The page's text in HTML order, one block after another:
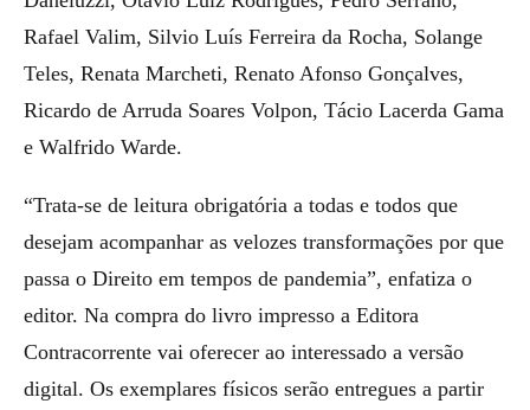
Rafael Valim, Silvio Luís Ferreira da Rocha, Solange
Teles, Renata Marcheti, Renato Afonso Gonçalves,
Ricardo de Arruda Soares Volpon, Tácio Lacerda Gama
e Walfrido Warde.
“Trata-se de leitura obrigatória a todas e todos que
desejam acompanhar as velozes transformações por que
passa o Direito em tempos de pandemia”, enfatiza o
editor. Na compra do livro impresso a Editora
Contracorrente vai oferecer ao interessado a versão
digital. Os exemplares físicos serão entregues a partir